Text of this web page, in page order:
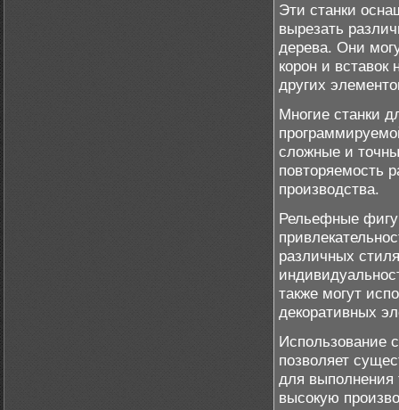
Эти станки
вырезать
дерева. Они
корон и
других
Многие станки
сложные и
повторяемость
производства.
Рельефные
различных
также могут
декоративных
Использование
позволяет
для выполнения
высокую